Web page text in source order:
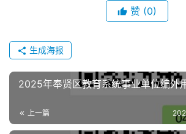
赞 (0)
生成海报
2025年奉贤区教育系统事业单位编外
上一篇